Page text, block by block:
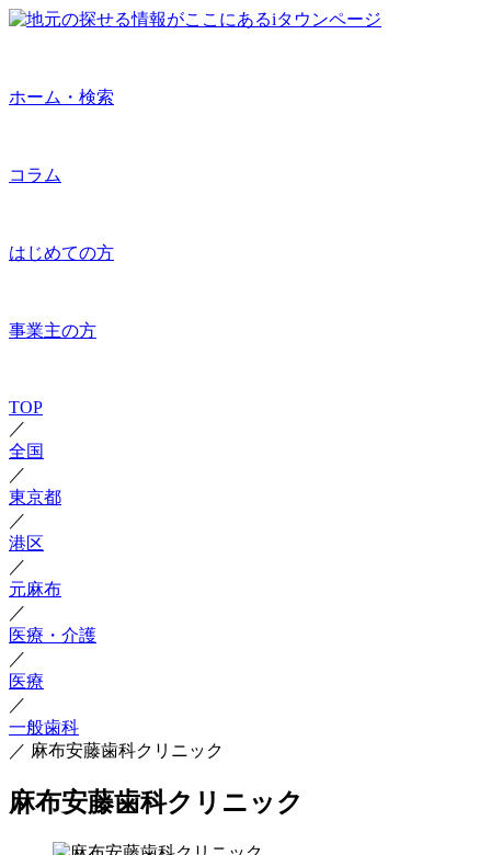
ホーム・検索
コラム
はじめての方
事業主の方
TOP
／
全国
／
東京都
／
港区
／
元麻布
／
医療・介護
／
医療
／
一般歯科
／ 麻布安藤歯科クリニック
麻布安藤歯科クリニック